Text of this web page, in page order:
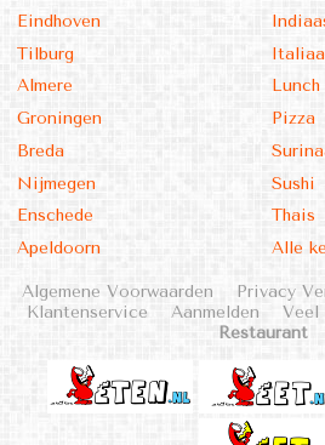
Eindhoven
Tilburg
Almere
Groningen
Breda
Nijmegen
Enschede
Apeldoorn
Pizza
Sushi
Thais
Alle
Algemene Voorwaarden Privacy
Klantenservice
Aanmelden Veel
Restaurant